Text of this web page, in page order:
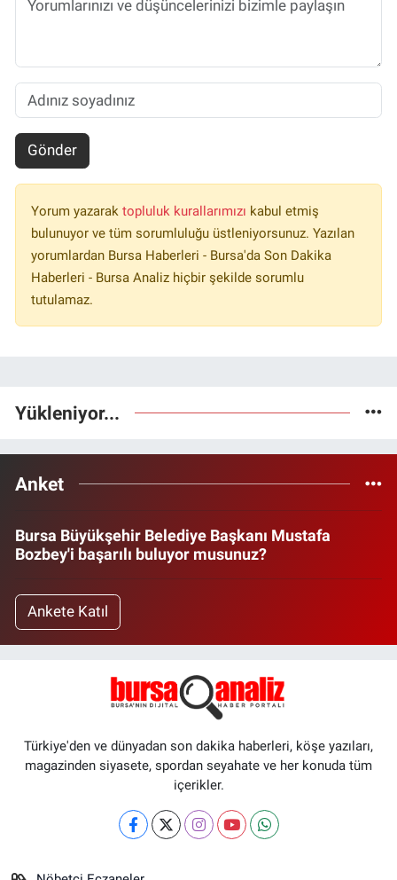
Gönder
Yorum yazarak topluluk kurallarımızı kabul etmiş
bulunuyor ve tüm sorumluluğu üstleniyorsunuz. Yazılan
yorumlardan Bursa Haberleri - Bursa'da Son Dakika
Haberleri - Bursa Analiz hiçbir şekilde sorumlu
tutulamaz.
Yükleniyor...
Anket
Bursa Büyükşehir Belediye Başkanı Mustafa
Bozbey'i başarılı buluyor musunuz?
Ankete Katıl
Türkiye'den ve dünyadan son dakika haberleri, köşe yazıları,
magazinden siyasete, spordan seyahate ve her konuda tüm
içerikler.